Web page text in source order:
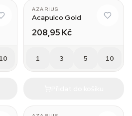
10
AZARIUS
Acapulco Gold
208,95 Kč
1 3 5 10